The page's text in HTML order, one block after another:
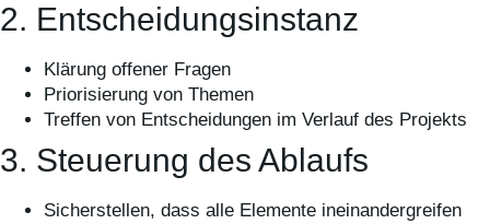
2. Entscheidungsinstanz
Klärung offener Fragen
Priorisierung von Themen
Treffen von Entscheidungen im Verlauf des Projekts
3. Steuerung des Ablaufs
Sicherstellen, dass alle Elemente ineinandergreifen